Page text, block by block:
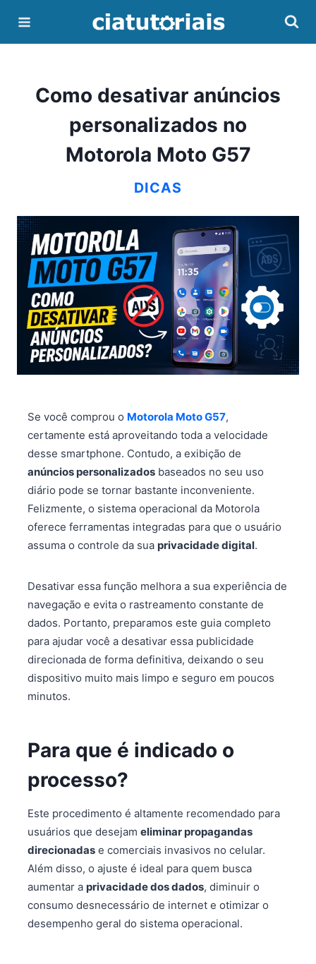
para
o
Como desativar anúncios
personalizados no
Motorola Moto G57
DICAS
Se você comprou o Motorola Moto G57,
certamente está aproveitando toda a velocidade
desse smartphone. Contudo, a exibição de
anúncios personalizados baseados no seu uso
diário pode se tornar bastante inconveniente.
Felizmente, o sistema operacional da Motorola
oferece ferramentas integradas para que o usuário
assuma o controle da sua privacidade digital.
Desativar essa função melhora a sua experiência de
navegação e evita o rastreamento constante de
dados. Portanto, preparamos este guia completo
para ajudar você a desativar essa publicidade
direcionada de forma definitiva, deixando o seu
dispositivo muito mais limpo e seguro em poucos
minutos.
Para que é indicado o
processo?
Este procedimento é altamente recomendado para
usuários que desejam eliminar propagandas
direcionadas e comerciais invasivos no celular.
Além disso, o ajuste é ideal para quem busca
aumentar a privacidade dos dados, diminuir o
consumo desnecessário de internet e otimizar o
desempenho geral do sistema operacional.